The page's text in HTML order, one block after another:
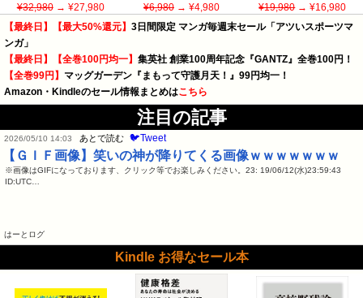
¥32,980→ ¥27,980 ¥6,980→ ¥4,980 ¥19,980→ ¥16,980
【最終日】【最大50%還元】 3日間限定 マンガ毎週末セール「アツいスポーツマ
ンガ」
【最終日】【全巻100円均一】 集英社 創業100周年記念『GANTZ』全巻100円！
【全巻99円】 マッグガーデン『まもって守護月天！』99円均一！
Amazon・Kindleのセール情報まとめはこちら
注目の記事
2026/05/10 14:03 あとで読む 🐦Tweet
【ＧＩＦ画像】笑いの神が降りてくる画像ｗｗｗｗｗｗｗ
※画像はGIFになっております、クリック等でお楽しみください。23: 19/06/12(水)23:59:43
ID:UTC…
はーとログ
Kindle お得なセール本